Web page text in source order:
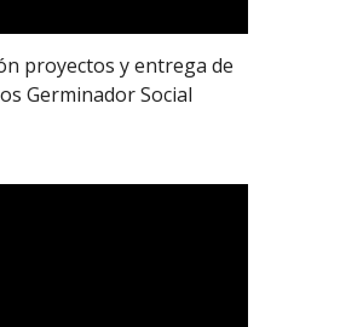
proyectos y entrega de
Germinador Social